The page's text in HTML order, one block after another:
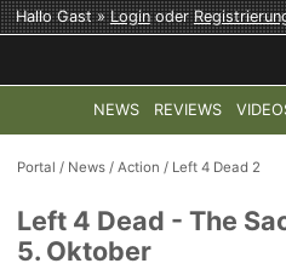
Hallo Gast »Loginoder
NEWS REVIEWS
TOP-THEMEN: COD: MODERN
Portal / News /Action / Left 4 Dead 2
Left 4 Dead - The
5. Oktober